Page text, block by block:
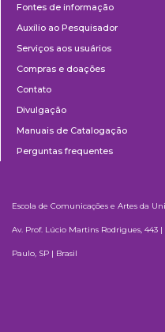
Fontes de informação
Auxílio ao Pesquisador
Serviços aos usuários
Compras e doações
Contato
Divulgação
Manuais de Catalogação
Perguntas frequentes
Escola de Comunicações e Artes da
Av. Prof. Lúcio Martins Rodrigues, 443
Paulo, SP | Brasil